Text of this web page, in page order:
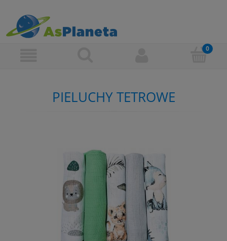
PIELUCHY TETROWE